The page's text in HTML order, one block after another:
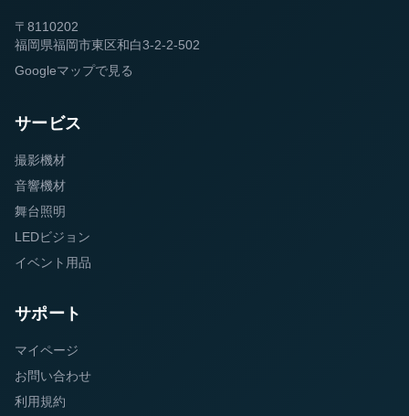
〒8110202
福岡県福岡市東区和白3-2-2-502
Googleマップで見る
サービス
撮影機材
音響機材
舞台照明
LEDビジョン
イベント用品
サポート
マイページ
お問い合わせ
利用規約